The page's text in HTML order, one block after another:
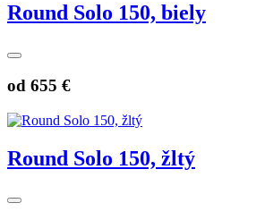
Round Solo 150, biely
od 655 €
Round Solo 150, žltý